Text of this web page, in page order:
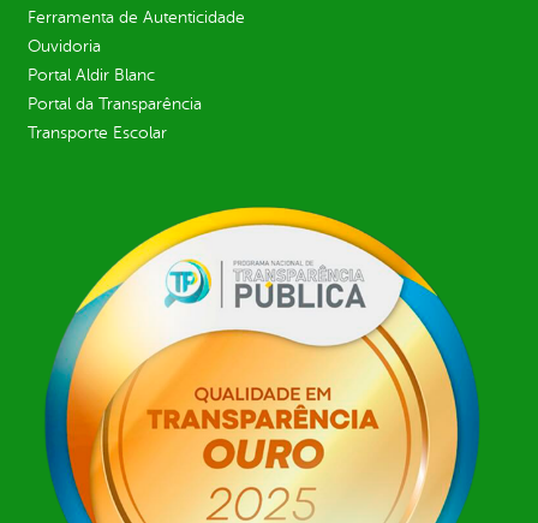
Ferramenta de Autenticidade
Ouvidoria
Portal Aldir Blanc
Portal da Transparência
Transporte Escolar